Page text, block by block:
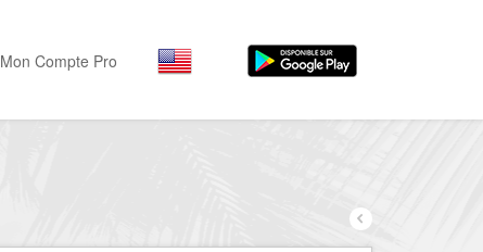
Nice Promenade du
Mon Compte Pro